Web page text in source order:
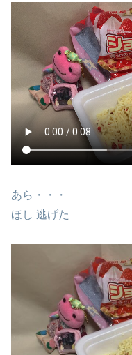
あら・・・
ほし 逃げた